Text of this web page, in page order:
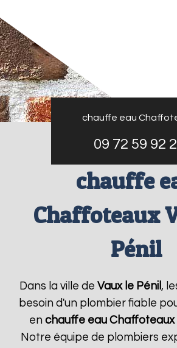
chauffe eau
09 72 59 92
chauffe
Chaffoteaux
Pénil
Dans la ville de Vaux le Pénil ,
besoin d'un plombier fiable
enchauffe eau Chaffoteaux
Notre équipe de plombiers